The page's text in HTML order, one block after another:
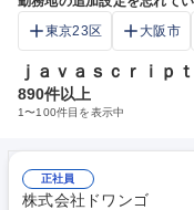
東京23区
大阪市
ｊａｖａｓｃｒｉｐ
890件以上
1〜100件目を表示中
正社員
株式会社ドワンゴ